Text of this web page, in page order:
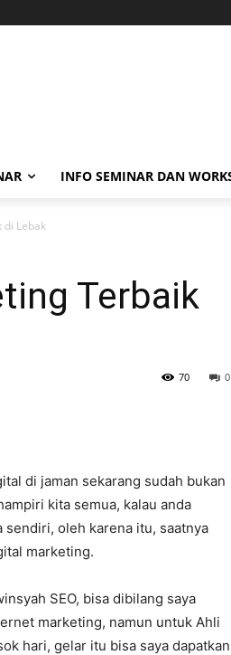
INFO SEMINAR DAN
di Lebak
Terbaik
0
70
di jaman sekarang sudah bukan
kita semua, kalau anda
oleh karena itu, saatnya
marketing.
SEO, bisa dibilang saya
marketing, namun untuk Ahli
hari, gelar itu bisa saya dapatkan